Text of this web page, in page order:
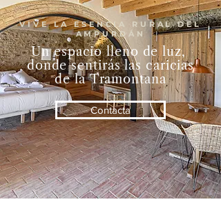
VIVE LA ESENCIA RURAL DEL
AMPURDÁN
Un espacio lleno de luz,
donde sentirás las caricias
de la Tramontana
Contacta